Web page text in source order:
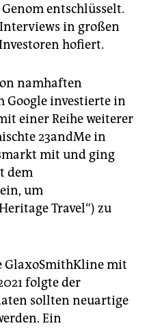
entschlüsselt.
Interviews in großen
hofiert.
namhaften
Google investierte in
einer Reihe weiterer
23andMe in
mit und ging
dem
um
Travel“) zu
GlaxoSmithKline mit
folgte der
sollten neuartige
Ein